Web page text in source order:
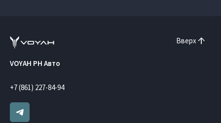
Вверх
VOYAH РН Авто
+7 (861) 227-84-94